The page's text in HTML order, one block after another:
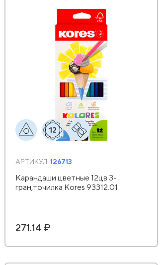
АРТИКУЛ: 126713
Карандаши цветные 12цв 3-
гран,точилка Kores 93312.01
271.14 ₽